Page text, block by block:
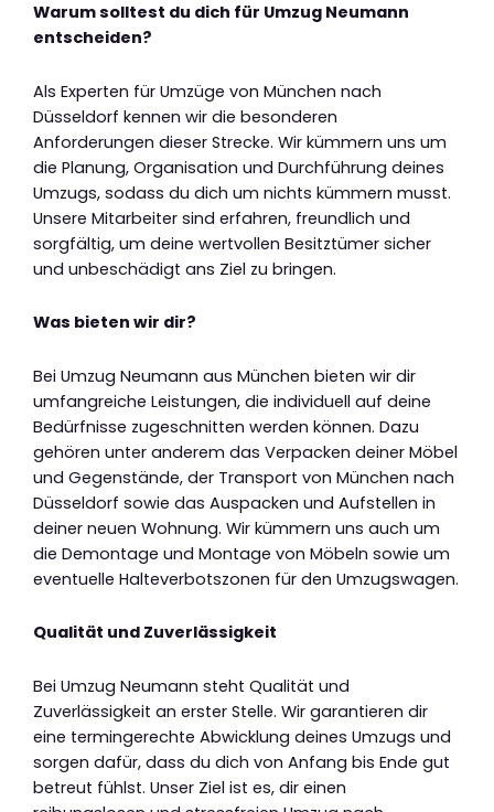
Warum solltest du dich für Umzug Neumann
entscheiden?
Als Experten für Umzüge von München nach
Düsseldorf kennen wir die besonderen
Anforderungen dieser Strecke. Wir kümmern uns um
die Planung, Organisation und Durchführung deines
Umzugs, sodass du dich um nichts kümmern musst.
Unsere Mitarbeiter sind erfahren, freundlich und
sorgfältig, um deine wertvollen Besitztümer sicher
und unbeschädigt ans Ziel zu bringen.
Was bieten wir dir?
Bei Umzug Neumann aus München bieten wir dir
umfangreiche Leistungen, die individuell auf deine
Bedürfnisse zugeschnitten werden können. Dazu
gehören unter anderem das Verpacken deiner Möbel
und Gegenstände, der Transport von München nach
Düsseldorf sowie das Auspacken und Aufstellen in
deiner neuen Wohnung. Wir kümmern uns auch um
die Demontage und Montage von Möbeln sowie um
eventuelle Halteverbotszonen für den Umzugswagen.
Qualität und Zuverlässigkeit
Bei Umzug Neumann steht Qualität und
Zuverlässigkeit an erster Stelle. Wir garantieren dir
eine termingerechte Abwicklung deines Umzugs und
sorgen dafür, dass du dich von Anfang bis Ende gut
betreut fühlst. Unser Ziel ist es, dir einen